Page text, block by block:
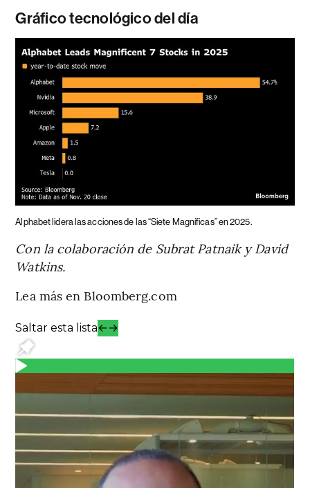
Gráfico tecnológico del día
Alphabet lidera las acciones de las “Siete Magníficas” en 2025.
Con la colaboración de Subrat Patnaik y David
Watkins.
Lea más en Bloomberg.com